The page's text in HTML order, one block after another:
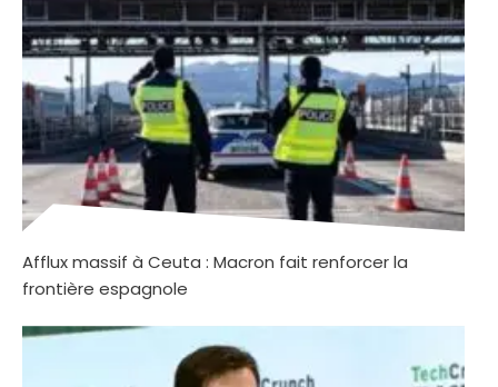
Afflux massif à Ceuta : Macron fait renforcer la
frontière espagnole